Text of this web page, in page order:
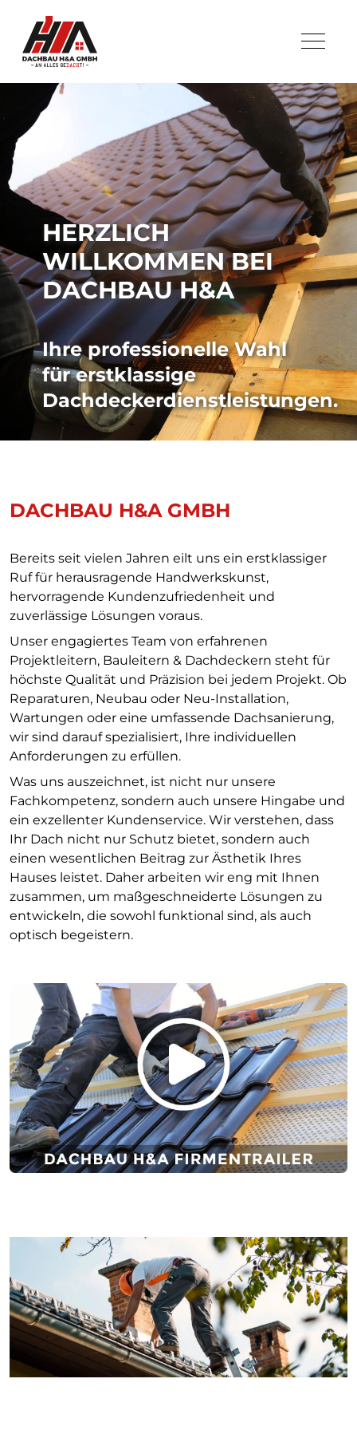
HERZLICH
WILLKOMMEN BEI
DACHBAU H&A
Ihre professionelle Wahl
für erstklassige
Dachdeckerdienstleistungen.
DACHBAU H&A GMBH
Bereits seit vielen Jahren eilt uns ein erstklassiger
Ruf für herausragende Handwerkskunst,
hervorragende Kundenzufriedenheit und
zuverlässige Lösungen voraus.
Unser engagiertes Team von erfahrenen
Projektleitern, Bauleitern & Dachdeckern steht für
höchste Qualität und Präzision bei jedem Projekt. Ob
Reparaturen, Neubau oder Neu-Installation,
Wartungen oder eine umfassende Dachsanierung,
wir sind darauf spezialisiert, Ihre individuellen
Anforderungen zu erfüllen.
Was uns auszeichnet, ist nicht nur unsere
Fachkompetenz, sondern auch unsere Hingabe und
ein exzellenter Kundenservice. Wir verstehen, dass
Ihr Dach nicht nur Schutz bietet, sondern auch
einen wesentlichen Beitrag zur Ästhetik Ihres
Hauses leistet. Daher arbeiten wir eng mit Ihnen
zusammen, um maßgeschneiderte Lösungen zu
entwickeln, die sowohl funktional sind, als auch
optisch begeistern.